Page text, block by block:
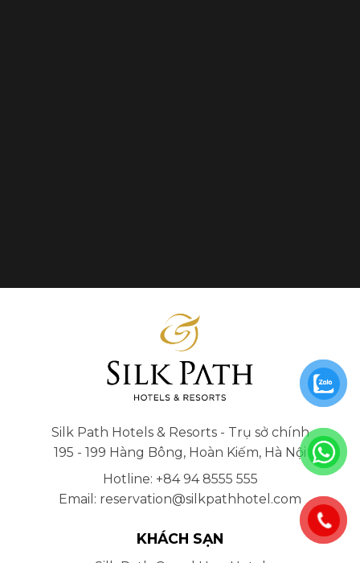
Silk Path Hotels & Resorts - Trụ sở chính
195 - 199 Hàng Bông, Hoàn Kiếm, Hà Nội
Hotline: +84 94 8555 555
Email: reservation@silkpathhotel.com
KHÁCH SẠN